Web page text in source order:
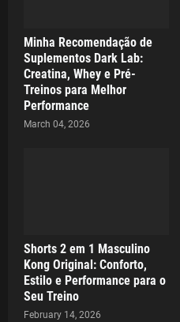
Minha Recomendação de
Suplementos Dark Lab:
Creatina, Whey e Pré-
Treinos para Melhor
Performance
March 04, 2026
Shorts 2 em 1 Masculino
Kong Original: Conforto,
Estilo e Performance para o
Seu Treino
February 14, 2026